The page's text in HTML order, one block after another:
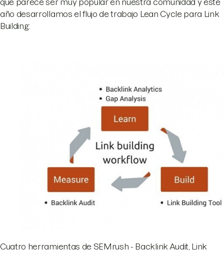
que parece ser muy popular en nuestra comunidad y este
año desarrollamos el flujo de trabajo Lean Cycle para Link
Building:
Cuatro herramientas de SEMrush - Backlink Audit, Link